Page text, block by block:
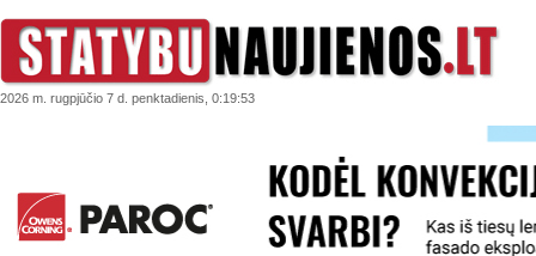
2026 m. rugpjūčio 7 d. penktadienis, 0:19:53